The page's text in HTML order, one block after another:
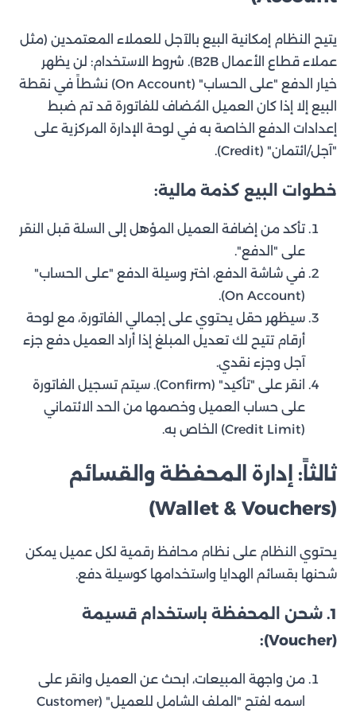
يتيح النظام إمكانية البيع بالآجل للعملاء المعتمدين (مثل
عملاء قطاع الأعمال B2B). شروط الاستخدام: لن يظهر
خيار الدفع "على الحساب" (On Account) نشطاً في نقطة
البيع إلا إذا كان العميل المُضاف للفاتورة قد تم ضبط
إعدادات الدفع الخاصة به في لوحة الإدارة المركزية على
"آجل/ائتمان" (Credit).
خطوات البيع كذمة مالية:
تأكد من إضافة العميل المؤهل إلى السلة قبل النقر
على "الدفع".
في شاشة الدفع، اختر وسيلة الدفع "على الحساب"
(On Account).
سيظهر حقل يحتوي على إجمالي الفاتورة، مع لوحة
أرقام تتيح لك تعديل المبلغ إذا أراد العميل دفع جزء
آجل وجزء نقدي.
انقر على "تأكيد" (Confirm). سيتم تسجيل الفاتورة
على حساب العميل وخصمها من الحد الائتماني
(Credit Limit) الخاص به.
ثالثاً: إدارة المحفظة والقسائم
(Wallet & Vouchers)
يحتوي النظام على نظام محافظ رقمية لكل عميل يمكن
شحنها بقسائم الهدايا واستخدامها كوسيلة دفع.
1. شحن المحفظة باستخدام قسيمة
(Voucher):
من واجهة المبيعات، ابحث عن العميل وانقر على
اسمه لفتح "الملف الشامل للعميل" (Customer